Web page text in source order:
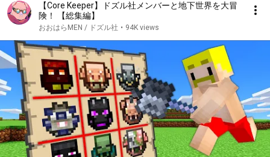
【Core Keeper】ドズル社メンバーと地下世界を大冒
険！ 【総集編】
おおはらMEN / ドズル社 • 94K views